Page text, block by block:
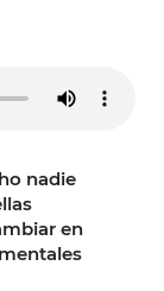
nadie
en